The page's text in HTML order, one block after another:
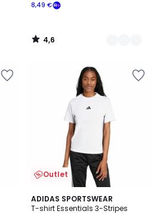
8,49 €
4,6
/
Outlet
ADIDAS SPORTSWEAR
T-shirt Essentials 3-Stripes
4,8
/ 5